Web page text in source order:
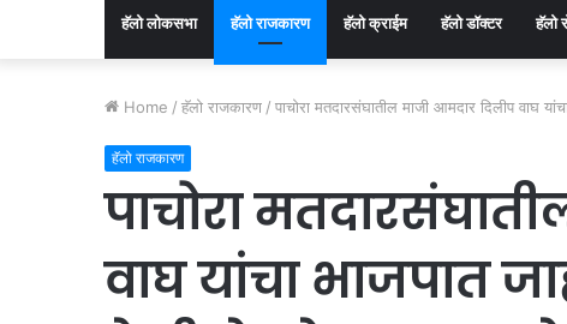
हॅलो लोकसभा हॅलो राजकारण ⁠हॅलो क्राईम हॅलो डॉक्टर ⁠हॅलो
Home / हॅलो राजकारण / पाचोरा मतदारसंघातील माजी आमदार दिलीप वाघ
हॅलो राजकारण
पाचोरा
वाघ यांचा भाजपात